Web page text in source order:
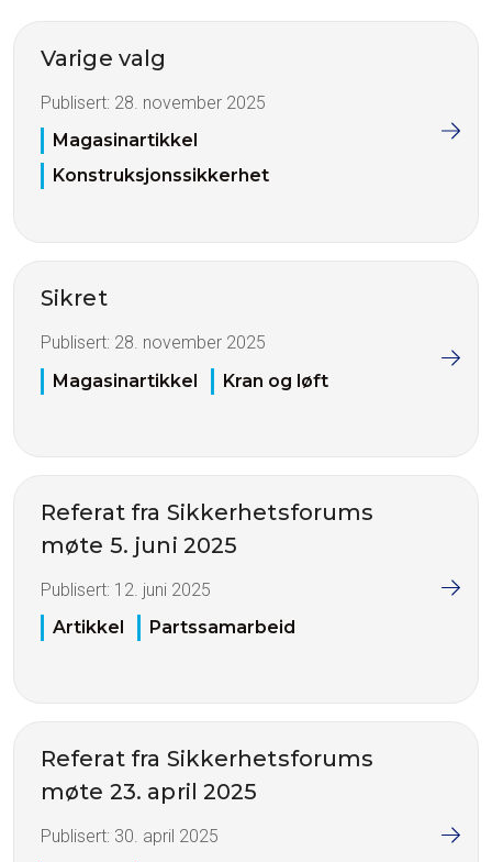
Varige valg
Publisert: 28. november 2025
Magasinartikkel
Konstruksjonssikkerhet
Sikret
Publisert: 28. november 2025
Magasinartikkel
Kran og løft
Referat fra Sikkerhetsforums
møte 5. juni 2025
Publisert: 12. juni 2025
Artikkel
Partssamarbeid
Referat fra Sikkerhetsforums
møte 23. april 2025
Publisert: 30. april 2025